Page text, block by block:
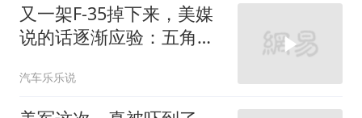
又一架F-35掉下来，美媒
说的话逐渐应验：五角大
汽车乐乐说